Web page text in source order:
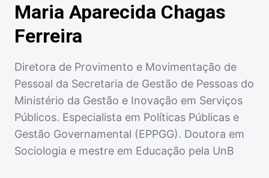
Maria Aparecida Chagas
Ferreira
Diretora de Provimento e Movimentação de
Pessoal da Secretaria de Gestão de Pessoas do
Ministério da Gestão e Inovação em Serviços
Públicos. Especialista em Políticas Públicas e
Gestão Governamental (EPPGG). Doutora em
Sociologia e mestre em Educação pela UnB